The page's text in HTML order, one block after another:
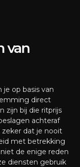
van
je op basis van
direct
zijn bij die ritprijs
achteraf
dat je nooit
met betrekking
de enige reden
diensten gebruik